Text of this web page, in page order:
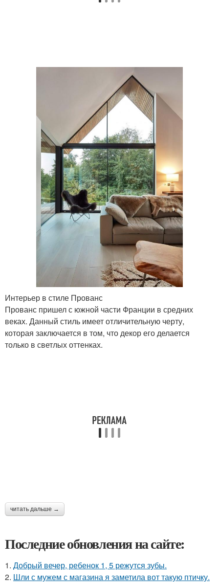
Интерьер в стиле Прованс
Прованс пришел с южной части Франции в средних
веках. Данный стиль имеет отличительную черту,
которая заключается в том, что декор его делается
только в светлых оттенках.
читать дальше →
Последние обновления на сайте:
1. Добрый вечер, ребенок 1, 5 режутся зубы.
2. Шли с мужем с магазина я заметила вот такую птичку.